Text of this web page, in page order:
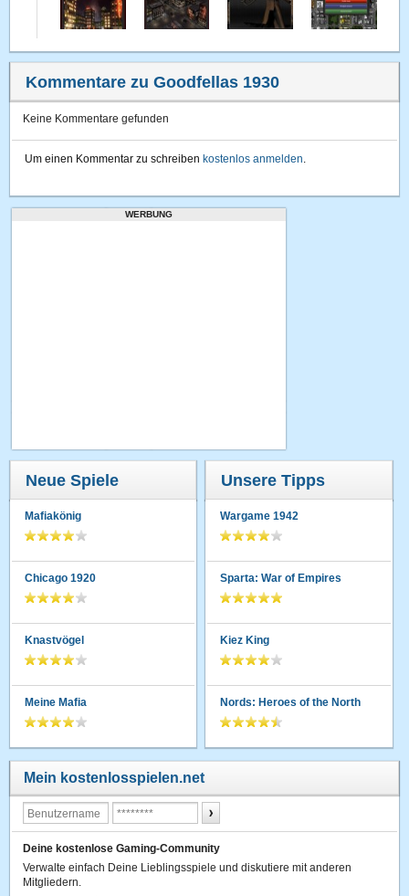
Kommentare zu Goodfellas 1930
Keine Kommentare gefunden
Um einen Kommentar zu schreiben kostenlos anmelden.
WERBUNG
Neue Spiele
Mafiakönig
Chicago 1920
Knastvögel
Meine Mafia
Unsere Tipps
Wargame 1942
Sparta: War of Empires
Kiez King
Nords: Heroes of the North
Mein kostenlosspielen.net
Deine kostenlose Gaming-Community
Verwalte einfach Deine Lieblingsspiele und diskutiere mit anderen
Mitgliedern.